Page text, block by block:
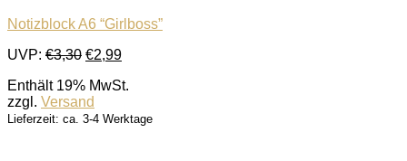
Notizblock A6 “Girlboss”
UVP: €3,30 Ursprünglicher
war:
€3,30
€2,99Aktueller
ist:
Enthält 19% MwSt.
zzgl. Versand
Lieferzeit: ca. 3-4 Werktage